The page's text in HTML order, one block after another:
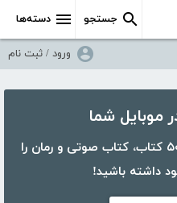
دسته‌ها جستجو
ورود / ثبت نام
با اپلیکیشن کتابراه، بیش از ۵۰،۰۰۰ کتاب، کتاب صوتی و رمان را
داشته باشید!